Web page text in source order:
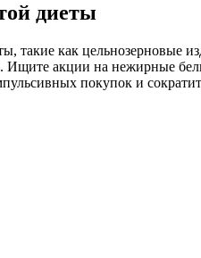
диеты
такие как цельнозерновые
Ищите акции на нежирные
покупок и